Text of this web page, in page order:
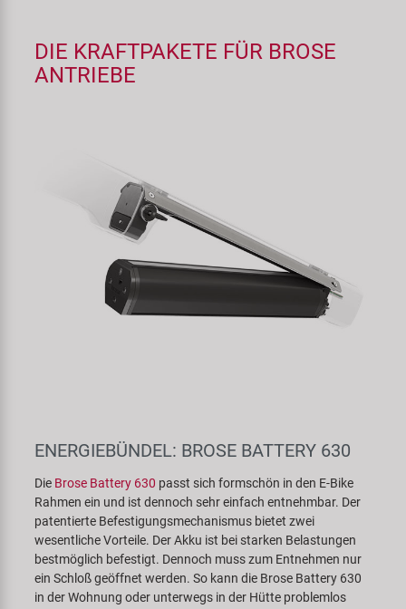
DIE KRAFTPAKETE FÜR BROSE
ANTRIEBE
ENERGIEBÜNDEL: BROSE BATTERY 630
Die Brose Battery 630 passt sich formschön in den E-Bike
Rahmen ein und ist dennoch sehr einfach entnehmbar. Der
patentierte Befestigungsmechanismus bietet zwei
wesentliche Vorteile. Der Akku ist bei starken Belastungen
bestmöglich befestigt. Dennoch muss zum Entnehmen nur
ein Schloß geöffnet werden. So kann die Brose Battery 630
in der Wohnung oder unterwegs in der Hütte problemlos